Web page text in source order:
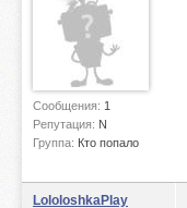
Сообщения: 1
Репутация: N
Группа: Кто попало
LololoshkaPlay